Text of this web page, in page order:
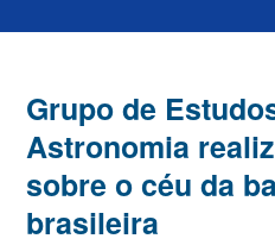
Grupo de
Astronomia
sobre o céu da
brasileira